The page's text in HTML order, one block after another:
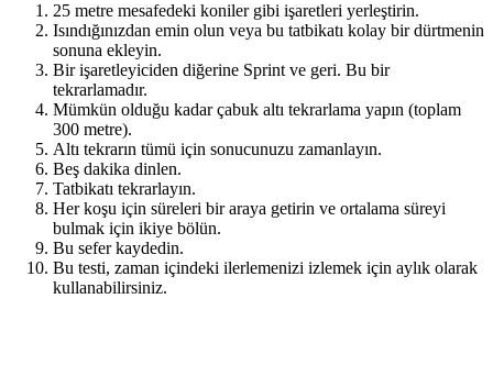
25 metre mesafedeki koniler gibi işaretleri yerleştirin.
Isındığınızdan emin olun veya bu tatbikatı kolay bir dürtmenin
sonuna ekleyin.
Bir işaretleyiciden diğerine Sprint ve geri. Bu bir
tekrarlamadır.
Mümkün olduğu kadar çabuk altı tekrarlama yapın (toplam
300 metre).
Altı tekrarın tümü için sonucunuzu zamanlayın.
Beş dakika dinlen.
Tatbikatı tekrarlayın.
Her koşu için süreleri bir araya getirin ve ortalama süreyi
bulmak için ikiye bölün.
Bu sefer kaydedin.
Bu testi, zaman içindeki ilerlemenizi izlemek için aylık olarak
kullanabilirsiniz.